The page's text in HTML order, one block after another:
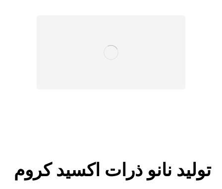
تولید نانو ذرات اکسید کروم